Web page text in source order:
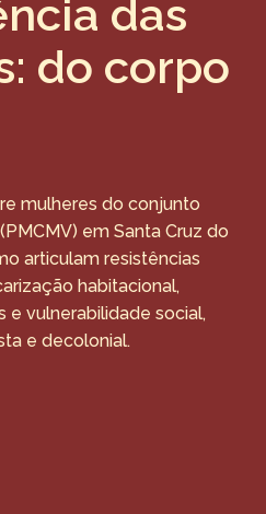
das
do corpo
mulheres do conjunto
em Santa Cruz do
articulam resistências
habitacional,
e vulnerabilidade social,
e decolonial.